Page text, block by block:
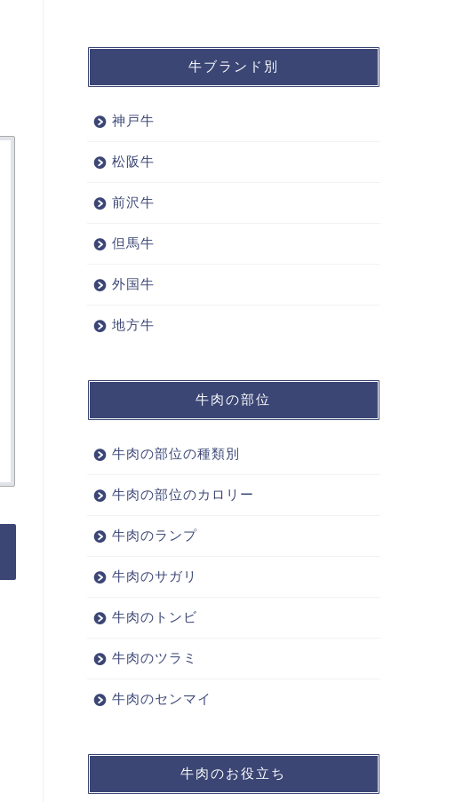
牛ブランド別
神戸牛
松阪牛
前沢牛
但馬牛
外国牛
地方牛
牛肉の部位
牛肉の部位の種類別
牛肉の部位のカロリー
牛肉のランプ
牛肉のサガリ
牛肉のトンビ
牛肉のツラミ
牛肉のセンマイ
牛肉のお役立ち